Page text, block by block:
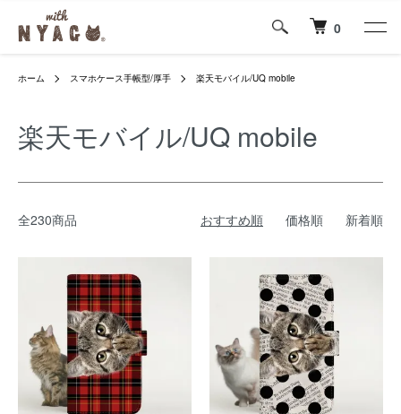
0
ホーム スマホケース手帳型/厚手 楽天モバイル/UQ mobile
楽天モバイル/UQ mobile
全230商品 おすすめ順 価格順 新着順